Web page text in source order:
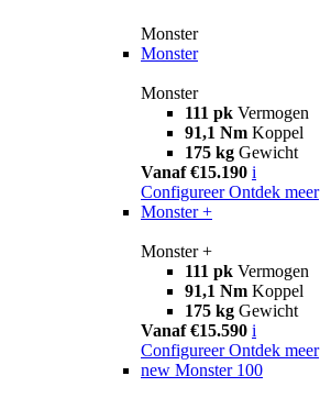
Monster
Monster
Monster
111 pk Vermogen
91,1 Nm Koppel
175 kg Gewicht
Vanaf €15.190 i
Configureer Ontdek meer
Monster +
Monster +
111 pk Vermogen
91,1 Nm Koppel
175 kg Gewicht
Vanaf €15.590 i
Configureer Ontdek meer
new Monster 100